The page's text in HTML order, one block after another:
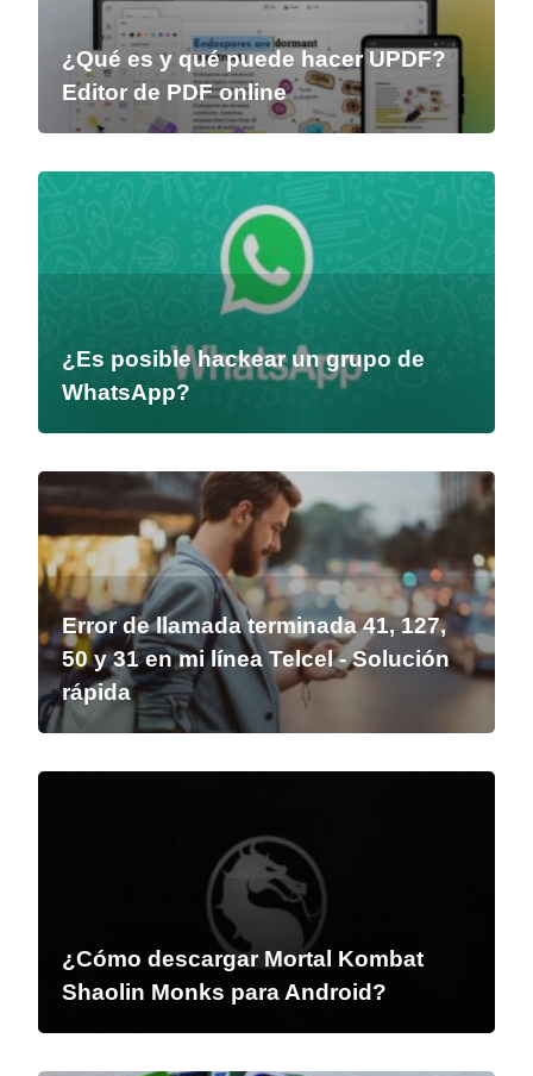
¿Qué es y qué puede hacer UPDF?
Editor de PDF online
¿Es posible hackear un grupo de
WhatsApp?
Error de llamada terminada 41, 127,
50 y 31 en mi línea Telcel - Solución
rápida
¿Cómo descargar Mortal Kombat
Shaolin Monks para Android?